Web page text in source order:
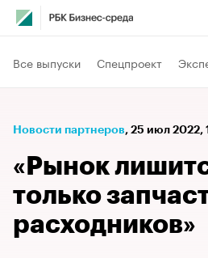
Все выпуски Спецпроект
Новости партнеров⁠, 25 июл 2022,
«Рынок
только
расходников»